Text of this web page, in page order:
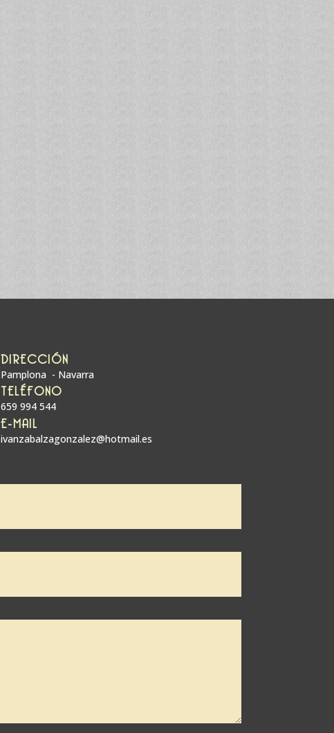
DIRECCIÓN
Pamplona - Navarra
TELÉFONO
659 994 544
E-MAIL
ivanzabalzagonzalez@hotmail.es